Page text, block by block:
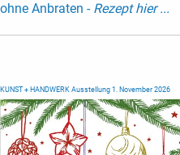
ohne Anbraten - Rezept hier ...
KUNST + HANDWERK Ausstellung 1. November 2026